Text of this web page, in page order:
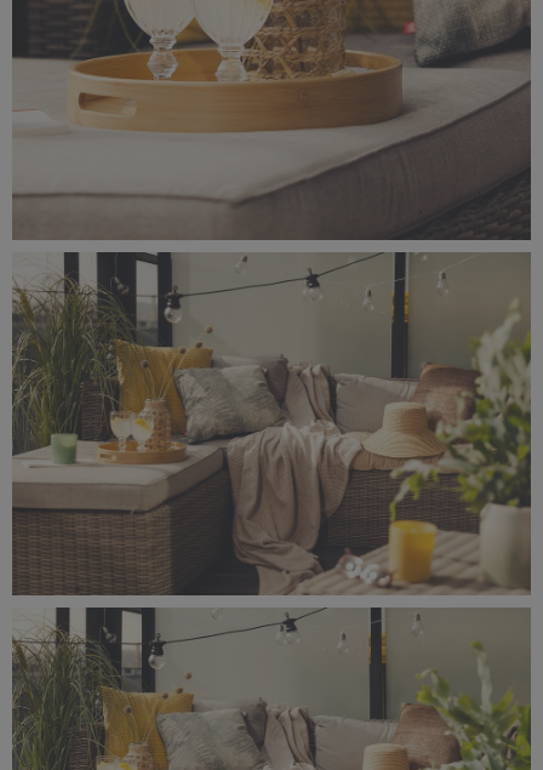
_56A0754.jpeg
7,29 MB
_56A0752.jpeg
7,65 MB